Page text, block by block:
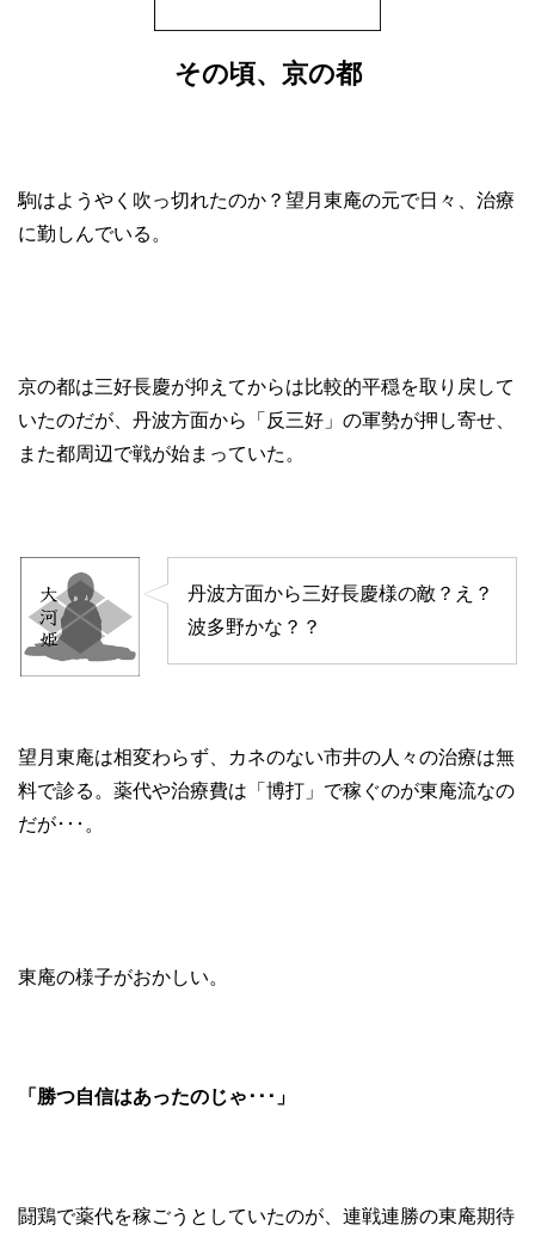
その頃、京の都
駒はようやく吹っ切れたのか？望月東庵の元で日々、治療
に勤しんでいる。
京の都は三好長慶が抑えてからは比較的平穏を取り戻して
いたのだが、丹波方面から「反三好」の軍勢が押し寄せ、
また都周辺で戦が始まっていた。
丹波方面から三好長慶様の敵？え？
波多野かな？？
望月東庵は相変わらず、カネのない市井の人々の治療は無
料で診る。薬代や治療費は「博打」で稼ぐのが東庵流なの
だが･･･。
東庵の様子がおかしい。
「勝つ自信はあったのじゃ･･･」
闘鶏で薬代を稼ごうとしていたのが、連戦連勝の東庵期待